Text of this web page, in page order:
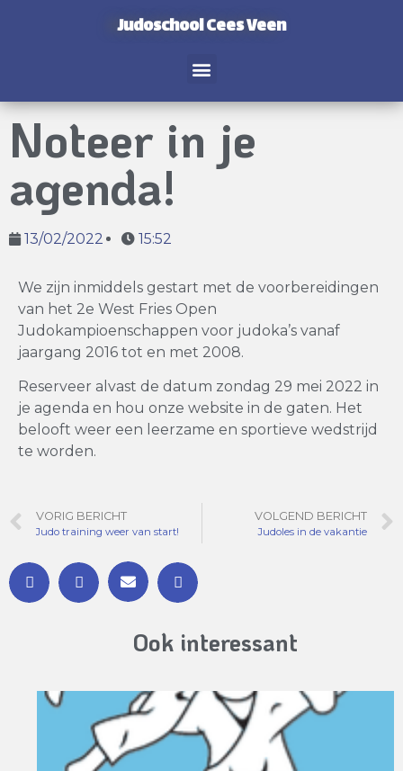
Judoschool Cees Veen
Noteer in je
agenda!
13/02/2022 15:52
We zijn inmiddels gestart met de voorbereidingen
van het 2e West Fries Open
Judokampioenschappen voor judoka’s vanaf
jaargang 2016 tot en met 2008.
Reserveer alvast de datum zondag 29 mei 2022 in
je agenda en hou onze website in de gaten. Het
belooft weer een leerzame en sportieve wedstrijd
te worden.
VORIG BERICHT
Judo training weer van start!
VOLGEND BERICHT
Judoles in de vakantie
Ook interessant